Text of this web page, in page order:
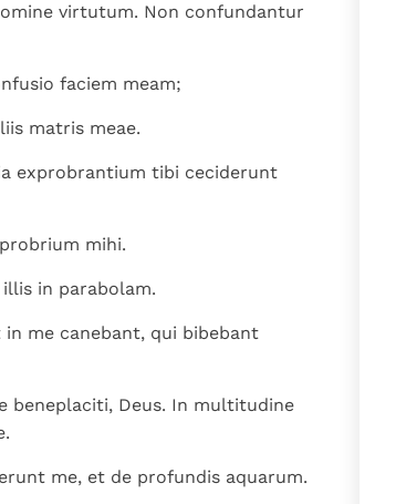
virtutum. Non confundantur
faciem meam;
matris meae.
exprobrantium tibi ceciderunt
mihi.
in parabolam.
me canebant, qui bibebant
beneplaciti, Deus. In multitudine
me, et de profundis aquarum.